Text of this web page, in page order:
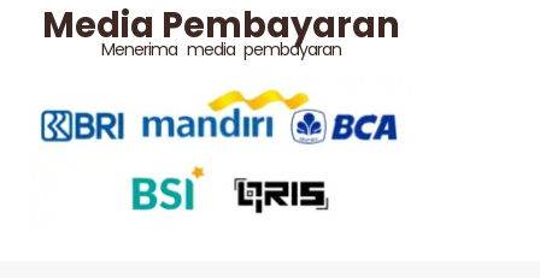
Media Pembayaran
Menerima media pembayaran